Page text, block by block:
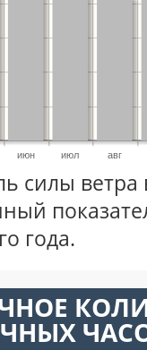
июн июл авг
силы ветра
года.